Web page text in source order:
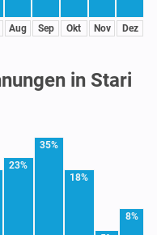
Aug Sep Okt Nov Dez
in Stari
23%
35%
18%
8%